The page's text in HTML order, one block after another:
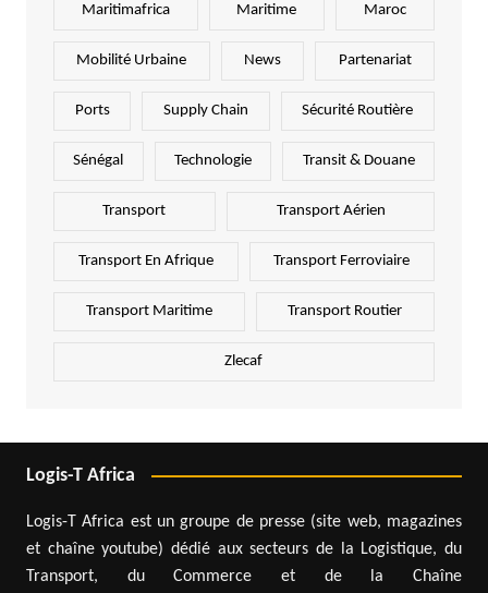
Maritimafrica Maritime Maroc
Mobilité Urbaine News Partenariat
Ports Supply Chain Sécurité Routière
Sénégal Technologie Transit & Douane
Transport Transport Aérien
Transport En Afrique Transport Ferroviaire
Transport Maritime Transport Routier
Zlecaf
Logis-T Africa
Logis-T Africa est un groupe de presse (site web, magazines
et chaîne youtube) dédié aux secteurs de la Logistique, du
Transport, du Commerce et de la Chaîne